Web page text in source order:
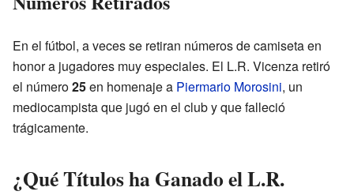
En el fútbol, a veces se retiran números de camiseta en
honor a jugadores muy especiales. El L.R. Vicenza retiró
el número25en homenaje a Piermario Morosini, un
mediocampista que jugó en el club y que falleció
trágicamente.
¿Qué Títulos ha Ganado el L.R.